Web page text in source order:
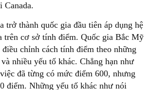
Canada.
trở thành quốc gia đầu tiên áp dụng hệ
trên cơ sở tính điểm. Quốc gia Bắc Mỹ
chỉnh cách tính điểm theo những
nhiều yếu tố khác. Chẳng hạn như
đã từng có mức điểm 600, nhưng
điểm. Những yếu tố khác như nói